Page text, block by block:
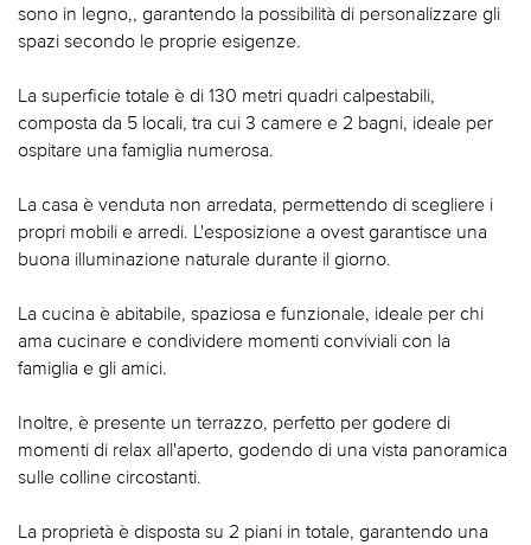
sono in legno,, garantendo la possibilità di personalizzare gli
spazi secondo le proprie esigenze.
La superficie totale è di 130 metri quadri calpestabili,
composta da 5 locali, tra cui 3 camere e 2 bagni, ideale per
ospitare una famiglia numerosa.
La casa è venduta non arredata, permettendo di scegliere i
propri mobili e arredi. L'esposizione a ovest garantisce una
buona illuminazione naturale durante il giorno.
La cucina è abitabile, spaziosa e funzionale, ideale per chi
ama cucinare e condividere momenti conviviali con la
famiglia e gli amici.
Inoltre, è presente un terrazzo, perfetto per godere di
momenti di relax all'aperto, godendo di una vista panoramica
sulle colline circostanti.
La proprietà è disposta su 2 piani in totale, garantendo una